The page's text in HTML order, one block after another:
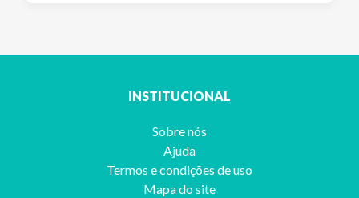
INSTITUCIONAL
Sobre nós
Ajuda
Termos e condições de uso
Mapa do site